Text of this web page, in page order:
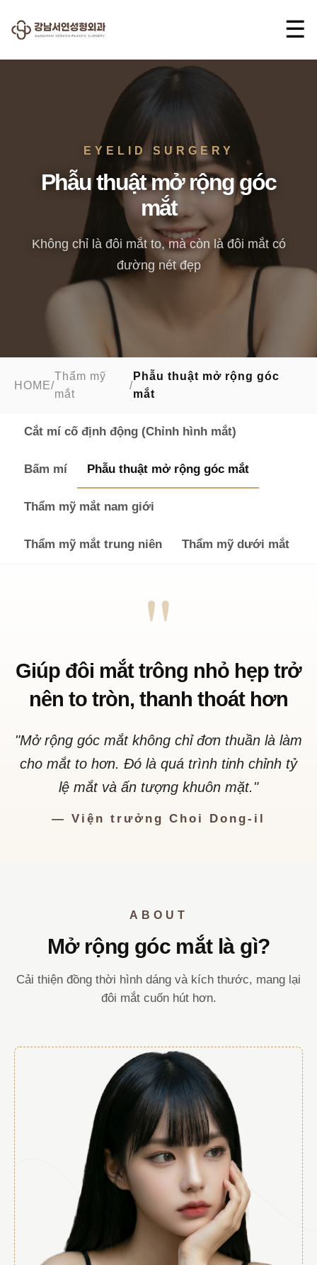
☰
EYELID SURGERY
Phẫu thuật mở rộng góc
mắt
Không chỉ là đôi mắt to, mà còn là đôi mắt có
đường nét đẹp
HOME/
Thẩm mỹ
mắt
/
Phẫu thuật mở rộng góc
mắt
Cắt mí cố định động (Chỉnh hình mắt)
Bấm mí Phẫu thuật mở rộng góc mắt
Thẩm mỹ mắt nam giới
Thẩm mỹ mắt trung niên Thẩm mỹ dưới mắt
"
Giúp đôi mắt trông nhỏ hẹp trở
nên to tròn, thanh thoát hơn
"Mở rộng góc mắt không chỉ đơn thuần là làm
cho mắt to hơn. Đó là quá trình tinh chỉnh tỷ
lệ mắt và ấn tượng khuôn mặt."
— Viện trưởng Choi Dong-il
ABOUT
Mở rộng góc mắt là gì?
Cải thiện đồng thời hình dáng và kích thước, mang lại
đôi mắt cuốn hút hơn.